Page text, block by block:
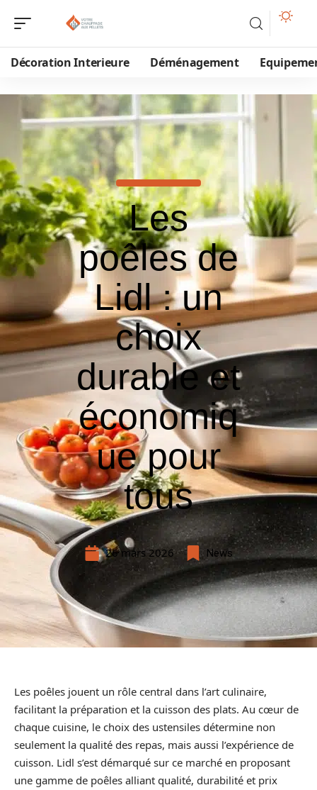
Décoration Interieure Déménagement
Les
poêles de
Lidl : un
choix
durable et
économiq
ue pour
tous
26 mars 2026 News
Les poêles jouent un rôle central dans l’art culinaire,
facilitant la préparation et la cuisson des plats. Au cœur de
chaque cuisine, le choix des ustensiles détermine non
seulement la qualité des repas, mais aussi l’expérience de
cuisson. Lidl s’est démarqué sur ce marché en proposant
une gamme de poêles alliant qualité, durabilité et prix